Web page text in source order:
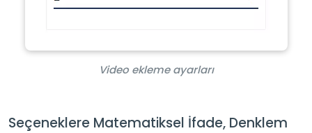
Video ekleme ayarları
Seçeneklere Matematiksel İfade, Denklem